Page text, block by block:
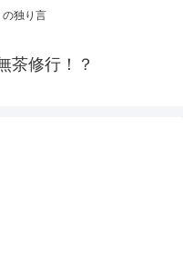
独り言
茶修行！？